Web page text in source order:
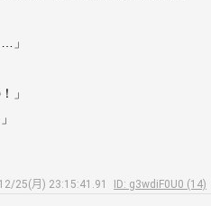
」
」
25(月) 23:15:41.91
ID: g3wdiF0U0 (14)